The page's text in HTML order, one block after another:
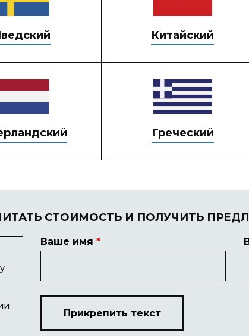
Китайский
Греческий
СТОИМОСТЬ И ПОЛУЧИТЬ
Ваше имя*
Прикрепить текст